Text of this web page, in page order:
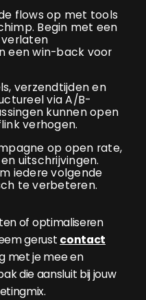
flows op met tools
Begin met een
een win-back voor
verzendtijden en
via A/B-
kunnen open
verhogen.
op open rate,
uitschrijvingen.
iedere volgende
te verbeteren.
of optimaliseren
gerust contact
met je mee en
die aansluit bij jouw